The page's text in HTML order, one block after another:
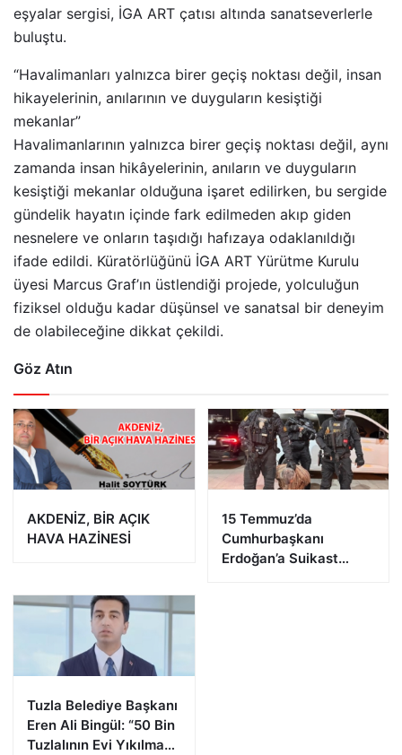
eşyalar sergisi, İGA ART çatısı altında sanatseverlerle
buluştu.
“Havalimanları yalnızca birer geçiş noktası değil, insan
hikayelerinin, anılarının ve duyguların kesiştiği
mekanlar”
Havalimanlarının yalnızca birer geçiş noktası değil, aynı
zamanda insan hikâyelerinin, anıların ve duyguların
kesiştiği mekanlar olduğuna işaret edilirken, bu sergide
gündelik hayatın içinde fark edilmeden akıp giden
nesnelere ve onların taşıdığı hafızaya odaklanıldığı
ifade edildi. Küratörlüğünü İGA ART Yürütme Kurulu
üyesi Marcus Graf’ın üstlendiği projede, yolculuğun
fiziksel olduğu kadar düşünsel ve sanatsal bir deneyim
de olabileceğine dikkat çekildi.
Göz Atın
AKDENİZ, BİR AÇIK
HAVA HAZİNESİ
15 Temmuz’da
Cumhurbaşkanı
Erdoğan’a Suikast
Tuzla Belediye Başkanı
Eren Ali Bingül: “50 Bin
Tuzlalının Evi Yıkılma